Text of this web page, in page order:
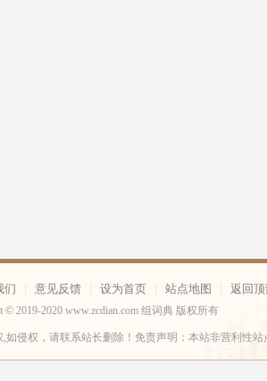
们 意见反馈 设为首页 站点地图 返回顶
© 2019-2020 www.zcdian.com 组词典 版权所有
侵权，请联系站长删除！免责声明：本站非营利性站